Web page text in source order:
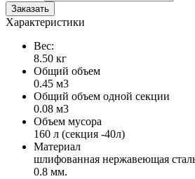
Заказать
Характеристики
Вес:
8.50 кг
Общий объем
0.45 м3
Общий объем одной секции
0.08 м3
Объем мусора
160 л (секция -40л)
Материал
шлифованная нержавеющая
0.8 мм.